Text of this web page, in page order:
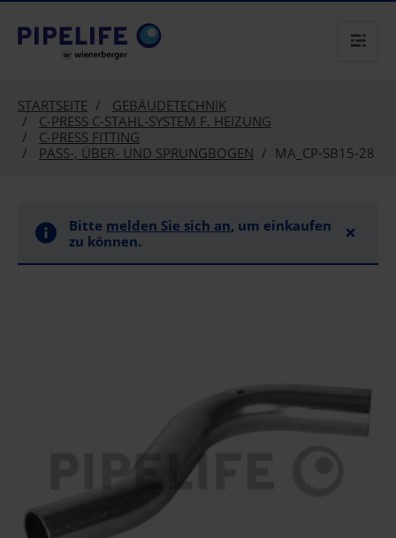
text.skipToContent
text.skipToNavigation
STARTSEITE
GEBÄUDETECHNIK
C-PRESS C-STAHL-SYSTEM F. HEIZUNG
C-PRESS FITTING
PASS-, ÜBER- UND SPRUNGBOGEN
MA_CP-SB15-28
Bitte melden Sie sich an, um einkaufen
zu können.
×